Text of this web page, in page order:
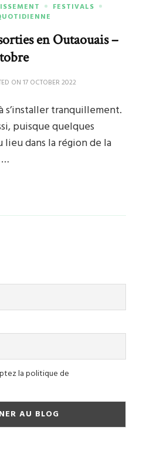
FESTIVALS
en Outaouais –
ON 17 OCTOBER 2022
s’installer tranquillement.
puisque quelques
dans la région de la
la politique de